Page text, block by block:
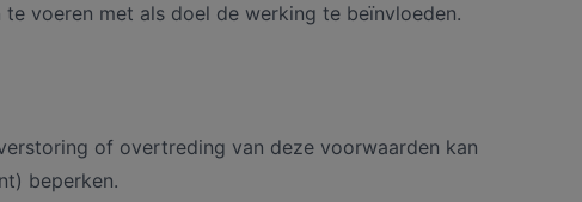
voeren met als doel de werking te beïnvloeden.
of overtreding van deze voorwaarden kan
beperken.